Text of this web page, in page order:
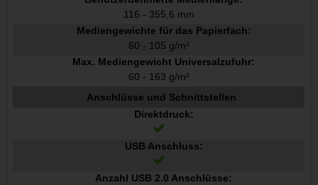
116 - 355,6 mm
Mediengewichte für das Papierfach:
60 - 105 g/m²
Max. Mediengewicht Universalzufuhr:
60 - 163 g/m²
Anschlüsse und Schnittstellen
Direktdruck:
USB Anschluss:
Anzahl USB 2.0 Anschlüsse: